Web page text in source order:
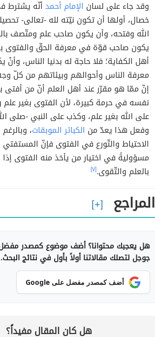
وقد جاء على لسان الإمام أحمدأنّه
خصال، أولها أن تكون نيّته لله -تعالى-
الله وفتحه، وأن يكون صاحب علم ومتّصف
يكون صاحب قوّة في معرفة الحقّ والفتوى
أهل الكفاية؛ فلا حاجة له بدنيا الناس،
معرفة الناس وأحوالهم وبيئاتهم من كلّ
إنّ ممّا هو مقرّر عند أهل العلم أنّ من أفتى
نفسه في حرمة كبيرة، لأن الفتوى بغير
على الله بغير علم، وكذب على النبي -صلى
وفعل هذا يعدّ من الكبائر الموبقات،
الاحتياط والتّورع في الفتوى فإنّ
مسؤوليةً في اختيار من يأخذ منه الفتوى
بالعلم والتّقوى.[٧]
المراجع
هل يعجبك محتوانا؟ أضف موضوع كمصدر
جوجل لتصلك مقالاتنا أولاً بأول في نتائج البحث.
أضف كمصدر مفضل على Google
هل كان المقال مفيداً؟